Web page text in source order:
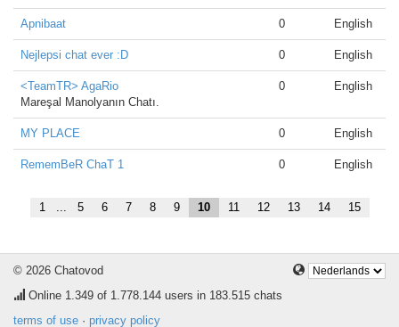
Apnibaat 0 English
Nejlepsi chat ever :D 0 English
<TeamTR> AgaRio
Mareşal Manolyanın Chatı.
0 English
MY PLACE 0 English
RememBeR ChaT 1 0 English
1 ... 5 6 7 8 9 10 11 12 13 14 15
© 2026 Chatovod
Online 1.349 of 1.778.144 users in 183.515 chats
terms of use · privacy policy